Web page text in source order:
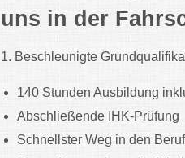
uns in der
1. Beschleunigte
140 Stunden Ausbildung
Abschließende IHK-Prüfung
Schnellster Weg in den